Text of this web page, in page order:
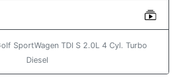
SportWagen TDI S 2.0L 4 Cyl. Turbo
Diesel